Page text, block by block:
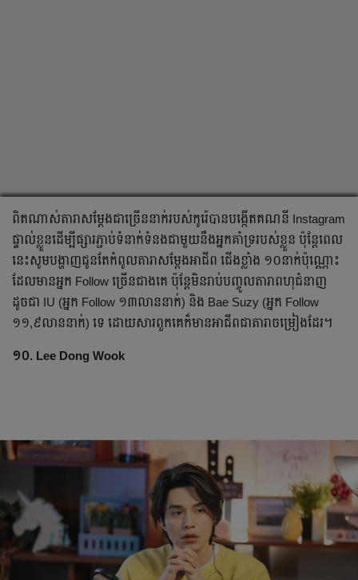
ពិត​ណាស់​តារា​សម្ដែង​ជា​ច្រើន​នាក់​របស់​កូរ៉េ​បាន​បង្កើត​គណនី​ Instagram
ផ្ទាល់​ខ្លួន​ដើម្បី​ផ្សារភ្ជាប់​ទំនាក់ទំនង​ជាមួយ​នឹង​អ្នក​គាំទ្រ​របស់​ខ្លួន​ ប៉ុន្តែ​ពេល​
នេះ​សូម​បង្ហាញ​ជូន​តែកំពូល​តារាសម្ដែង​អាជីព ជើង​ខ្លាំង​ ១០​នាក់​ប៉ុណ្ណោះ​
ដែល​មាន​អ្នក​ Follow ច្រើន​ជាងគេ ប៉ុន្តែមិនរាប់​បញ្ចូល​តារាពហុជំនាញ
ដូចជា IU (អ្នក​ Follow ១៣លាននាក់) និង​ Bae Suzy (អ្នក Follow
១១,៩លាននាក់) ទេ ដោយសារពួកគេ​ក៏​មាន​អាជីពជាតារា​ចម្រៀង​ដែរ។
១០. Lee Dong Wook